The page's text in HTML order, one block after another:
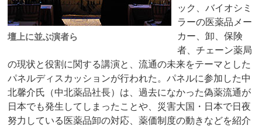
壇上に並ぶ演者ら
ック、バイオシミ
ラーの医薬品メー
カー、卸、保険
者、チェーン薬局
の現状と役割に関する講演と、流通の未来をテーマとした
パネルディスカッションが行われた。パネルに参加した中
北馨介氏（中北薬品社長）は、過去になかった偽薬流通が
日本でも発生してしまったことや、災害大国・日本で日夜
努力している医薬品卸の対応、薬価制度の動きなどを紹介